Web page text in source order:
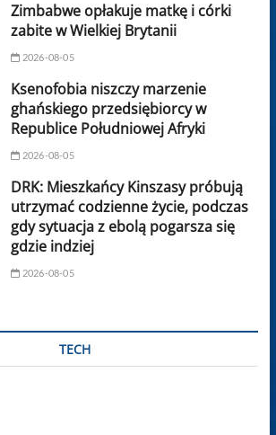
Zimbabwe opłakuje matkę i córki
zabite w Wielkiej Brytanii
2026-08-05
Ksenofobia niszczy marzenie
ghańskiego przedsiębiorcy w
Republice Południowej Afryki
2026-08-05
DRK: Mieszkańcy Kinszasy próbują
utrzymać codzienne życie, podczas
gdy sytuacja z ebolą pogarsza się
gdzie indziej
2026-08-05
TECH